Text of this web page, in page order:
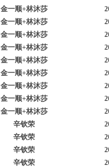
金一顺+林沐莎
金一顺+林沐莎
金一顺+林沐莎
金一顺+林沐莎
金一顺+林沐莎
金一顺+林沐莎
金一顺+林沐莎
金一顺+林沐莎
金一顺+林沐莎
辛钦荣
辛钦荣
辛钦荣
辛钦荣